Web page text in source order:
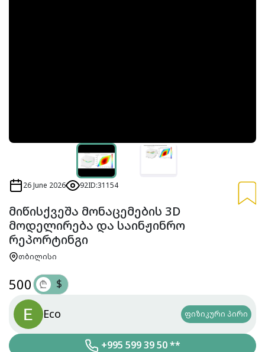
26 June 2026 92ID:31154
მიწისქვეშა მონაცემების 3D
მოდელირება და საინჟინრო
რეპორტინგი
თბილისი
500 ₾ $
Eco ფიზიკური პირი
+995 599 39 50 **